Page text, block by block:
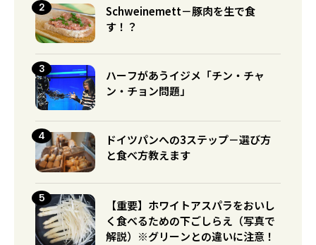
Schweinemett－豚肉を生で食
す！？
ハーフがあうイジメ「チン・チャ
ン・チョン問題」
ドイツパンへの3ステップ－選び方
と食べ方教えます
【重要】ホワイトアスパラをおいし
く食べるための下ごしらえ（写真で
解説）※グリーンとの違いに注意！